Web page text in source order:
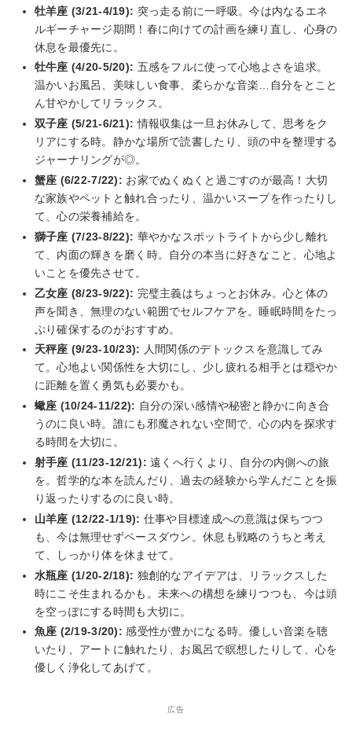
牡羊座 (3/21-4/19): 突っ走る前に一呼吸。今は内なるエネ
ルギーチャージ期間！春に向けての計画を練り直し、心身の
休息を最優先に。
牡牛座 (4/20-5/20): 五感をフルに使って心地よさを追求。
温かいお風呂、美味しい食事、柔らかな音楽…自分をとこと
ん甘やかしてリラックス。
双子座 (5/21-6/21): 情報収集は一旦お休みして、思考をク
リアにする時。静かな場所で読書したり、頭の中を整理する
ジャーナリングが◎。
蟹座 (6/22-7/22): お家でぬくぬくと過ごすのが最高！大切
な家族やペットと触れ合ったり、温かいスープを作ったりし
て、心の栄養補給を。
獅子座 (7/23-8/22): 華やかなスポットライトから少し離れ
て、内面の輝きを磨く時。自分の本当に好きなこと、心地よ
いことを優先させて。
乙女座 (8/23-9/22): 完璧主義はちょっとお休み。心と体の
声を聞き、無理のない範囲でセルフケアを。睡眠時間をたっ
ぷり確保するのがおすすめ。
天秤座 (9/23-10/23): 人間関係のデトックスを意識してみ
て。心地よい関係性を大切にし、少し疲れる相手とは穏やか
に距離を置く勇気も必要かも。
蠍座 (10/24-11/22): 自分の深い感情や秘密と静かに向き合
うのに良い時。誰にも邪魔されない空間で、心の内を探求す
る時間を大切に。
射手座 (11/23-12/21): 遠くへ行くより、自分の内側への旅
を。哲学的な本を読んだり、過去の経験から学んだことを振
り返ったりするのに良い時。
山羊座 (12/22-1/19): 仕事や目標達成への意識は保ちつつ
も、今は無理せずペースダウン。休息も戦略のうちと考え
て、しっかり体を休ませて。
水瓶座 (1/20-2/18): 独創的なアイデアは、リラックスした
時にこそ生まれるかも。未来への構想を練りつつも、今は頭
を空っぽにする時間も大切に。
魚座 (2/19-3/20): 感受性が豊かになる時。優しい音楽を聴
いたり、アートに触れたり、お風呂で瞑想したりして、心を
優しく浄化してあげて。
広告